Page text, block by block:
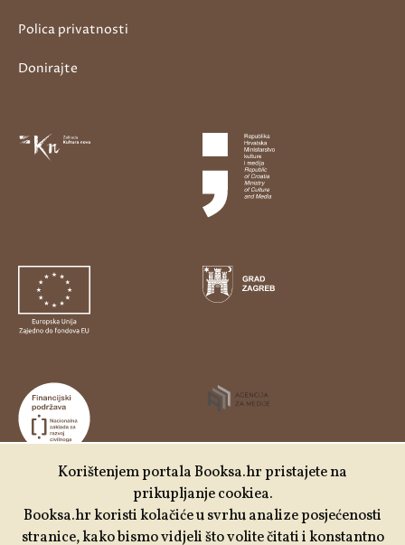
Udruga Kulturtreger je korisnik institucionalne podrške
Nacionalne zaklade za razvoj civilnoga društva za
Polica privatnosti
Donirajte
Korištenjem portala Booksa.hr pristajete na
prikupljanje cookiea.
Booksa.hr koristi kolačiće u svrhu analize posjećenosti
stranice, kako bismo vidjeli što volite čitati i konstantno